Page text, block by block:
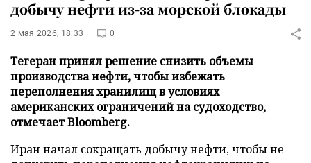
добычу нефти из-за морской блокады
2 мая 2026, 18:33 0
Тегеран принял решение снизить объемы
производства нефти, чтобы избежать
переполнения хранилищ в условиях
американских ограничений на судоходство,
отмечает Bloomberg.
Иран начал сокращать добычу нефти, чтобы не